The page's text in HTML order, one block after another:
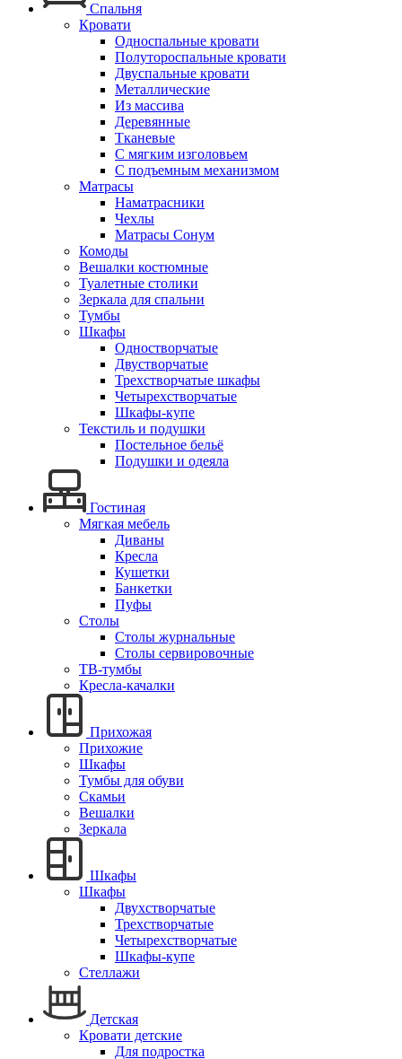
Спальня
Кровати
Односпальные кровати
Полутороспальные кровати
Двуспальные кровати
Металлические
Из массива
Деревянные
Тканевые
С мягким изголовьем
С подъемным механизмом
Матрасы
Наматрасники
Чехлы
Матрасы Сонум
Комоды
Вешалки костюмные
Туалетные столики
Зеркала для спальни
Тумбы
Шкафы
Одностворчатые
Двустворчатые
Трехстворчатые шкафы
Четырехстворчатые
Шкафы-купе
Текстиль и подушки
Постельное бельё
Подушки и одеяла
Гостиная
Мягкая мебель
Диваны
Кресла
Кушетки
Банкетки
Пуфы
Столы
Столы журнальные
Столы сервировочные
ТВ-тумбы
Кресла-качалки
Прихожая
Прихожие
Шкафы
Тумбы для обуви
Скамьи
Вешалки
Зеркала
Шкафы
Шкафы
Двухстворчатые
Трехстворчатые
Четырехстворчатые
Шкафы-купе
Стеллажи
Детская
Кровати детские
Для подростка